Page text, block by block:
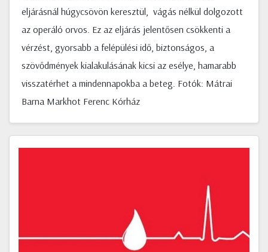
eljárásnál húgycsövön keresztül, vágás nélkül dolgozott
az operáló orvos. Ez az eljárás jelentősen csökkenti a
vérzést, gyorsabb a felépülési idő, biztonságos, a
szövődmények kialakulásának kicsi az esélye, hamarabb
visszatérhet a mindennapokba a beteg. Fotók: Mátrai
Barna Markhot Ferenc Kórház